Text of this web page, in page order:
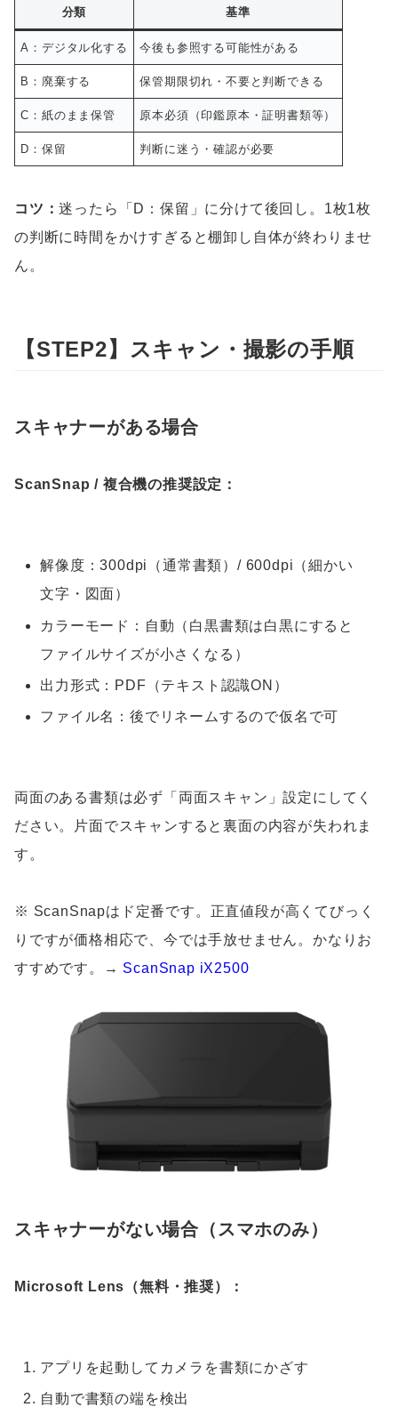
分類 基準
A：デジタル化する 今後も参照する可能性がある
B：廃棄する 保管期限切れ・不要と判断できる
C：紙のまま保管 原本必須（印鑑原本・証明書類等）
D：保留 判断に迷う・確認が必要
コツ：迷ったら「D：保留」に分けて後回し。1枚1枚
の判断に時間をかけすぎると棚卸し自体が終わりませ
ん。
【STEP2】スキャン・撮影の手順
スキャナーがある場合
ScanSnap / 複合機の推奨設定：
解像度：300dpi（通常書類）/ 600dpi（細かい
文字・図面）
カラーモード：自動（白黒書類は白黒にすると
ファイルサイズが小さくなる）
出力形式：PDF（テキスト認識ON）
ファイル名：後でリネームするので仮名で可
両面のある書類は必ず「両面スキャン」設定にしてく
ださい。片面でスキャンすると裏面の内容が失われま
す。
※ ScanSnapはド定番です。正直値段が高くてびっく
りですが価格相応で、今では手放せません。かなりお
すすめです。→ ScanSnap iX2500
スキャナーがない場合（スマホのみ）
Microsoft Lens（無料・推奨）：
アプリを起動してカメラを書類にかざす
自動で書類の端を検出